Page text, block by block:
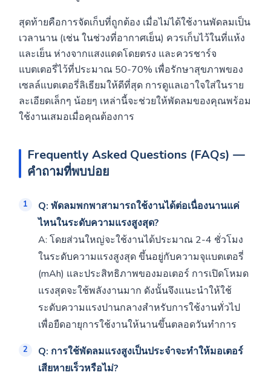
สุดท้ายคือการจัดเก็บที่ถูกต้อง เมื่อไม่ได้ใช้งานพัดลมเป็น
เวลานาน (เช่น ในช่วงที่อากาศเย็น) ควรเก็บไว้ในที่แห้ง
และเย็น ห่างจากแสงแดดโดยตรง และควรชาร์จ
แบตเตอรี่ไว้ที่ประมาณ 50-70% เพื่อรักษาสุขภาพของ
เซลล์แบตเตอรี่ลิเธียมให้ดีที่สุด การดูแลเอาใจใส่ในราย
ละเอียดเล็กๆ น้อยๆ เหล่านี้จะช่วยให้พัดลมของคุณพร้อม
ใช้งานเสมอเมื่อคุณต้องการ
Frequently Asked Questions (FAQs) —
คำถามที่พบบ่อย
Q: พัดลมพกพาสามารถใช้งานได้ต่อเนื่องนานแค่
ไหนในระดับความแรงสูงสุด?
A: โดยส่วนใหญ่จะใช้งานได้ประมาณ 2-4 ชั่วโมง
ในระดับความแรงสูงสุด ขึ้นอยู่กับความจุแบตเตอรี่
(mAh) และประสิทธิภาพของมอเตอร์ การเปิดโหมด
แรงสุดจะใช้พลังงานมาก ดังนั้นจึงแนะนำให้ใช้
ระดับความแรงปานกลางสำหรับการใช้งานทั่วไป
เพื่อยืดอายุการใช้งานให้นานขึ้นตลอดวันทำการ
Q: การใช้พัดลมแรงสูงเป็นประจำจะทำให้มอเตอร์
เสียหายเร็วหรือไม่?